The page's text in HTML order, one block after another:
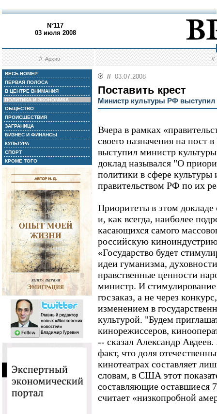
N°117
03 июля 2008
//Архив //
ВЕСЬ НОМЕР
ПЕРВАЯ ПОЛОСА
В ЦЕНТРЕ ВНИМАНИЯ
ПОЛИТИКА И ЭКОНОМИКА
ОБЩЕСТВО
ПРОИСШЕСТВИЯ
ЗАГРАНИЦА
БИЗНЕС И ФИНАНСЫ
КУЛЬТУРА
СПОРТ
КРОМЕ ТОГО
// 03.07.2008
Поставить крест
Министр культуры РФ
Вчера в рамках
своего назначения на пост
выступил министр
доклад назывался "О
политики в сфере
правительством РФ по их
Приоритеты в этом докладе
и, как всегда, наиболее
касающихся самого
российскую киноиндустрию
«Государство будет
идеи гуманизма,
нравственные ценности
министр. И стимулирование
госзаказ, а не через
изменением в
культурой. "Будем
кинорежиссеров,
-- сказал Александр
факт, что доля
кинотеатрах составляет
словам, в США этот
составляющие оставшиеся
считает «низкопробной